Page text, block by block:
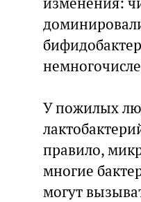
У пожилых
правило,
многие
могут